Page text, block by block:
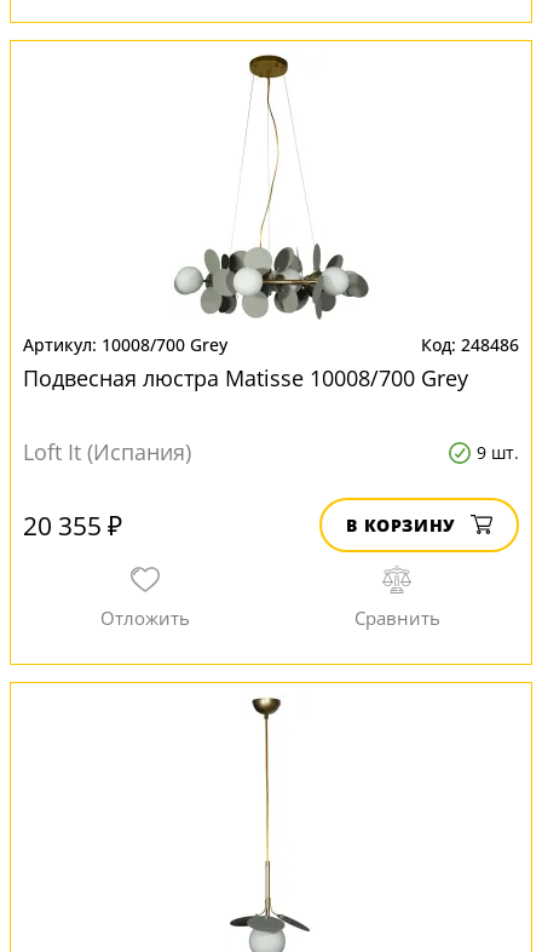
10008/700 Grey 248486
Подвесная люстра Matisse 10008/700 Grey
Loft It (Испания) 9 шт.
20 355 ₽ В КОРЗИНУ